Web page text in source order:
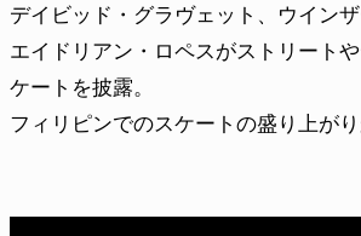
デイビッド・グラヴェット、ウインザ
エイドリアン・ロペスがストリート
ケートを披露。
フィリピンでのスケートの盛り上がり